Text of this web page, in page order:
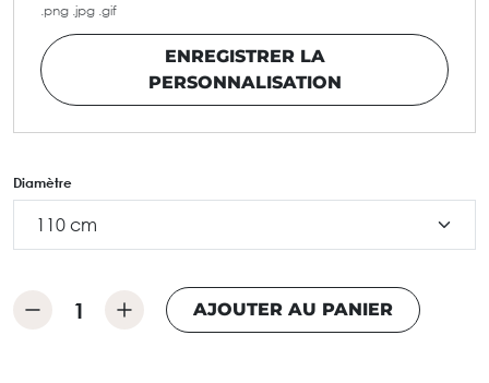
.png .jpg .gif
ENREGISTRER LA
PERSONNALISATION
Diamètre
AJOUTER AU PANIER